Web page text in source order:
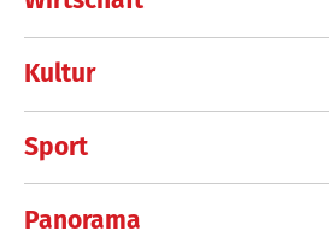
Kultur
Sport
Panorama